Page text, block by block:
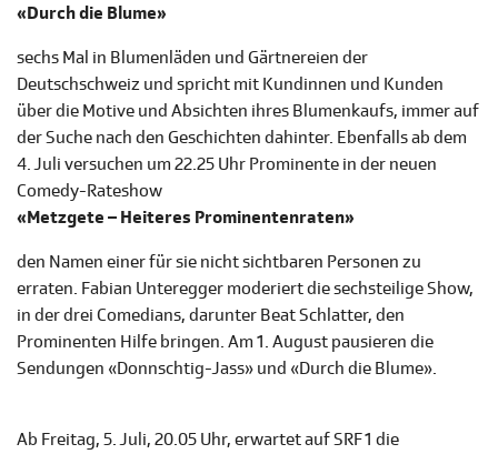
«Durch die Blume»
sechs Mal in Blumenläden und Gärtnereien der
Deutschschweiz und spricht mit Kundinnen und Kunden
über die Motive und Absichten ihres Blumenkaufs, immer auf
der Suche nach den Geschichten dahinter. Ebenfalls ab dem
4. Juli versuchen um 22.25 Uhr Prominente in der neuen
Comedy-Rateshow
«Metzgete – Heiteres Prominentenraten»
den Namen einer für sie nicht sichtbaren Personen zu
erraten. Fabian Unteregger moderiert die sechsteilige Show,
in der drei Comedians, darunter Beat Schlatter, den
Prominenten Hilfe bringen. Am 1. August pausieren die
Sendungen «Donnschtig-Jass» und «Durch die Blume».
Ab Freitag, 5. Juli, 20.05 Uhr, erwartet auf SRF 1 die